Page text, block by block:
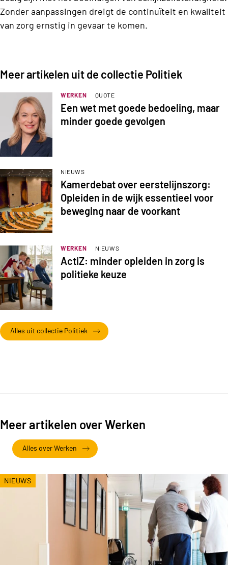
Zonder aanpassingen dreigt de continuïteit en kwaliteit
van zorg ernstig in gevaar te komen.
Meer artikelen uit de collectie Politiek
WERKEN QUOTE
Een wet met goede bedoeling, maar
minder goede gevolgen
NIEUWS
Kamerdebat over eerstelijnszorg:
Opleiden in de wijk essentieel voor
beweging naar de voorkant
WERKEN NIEUWS
ActiZ: minder opleiden in zorg is
politieke keuze
Alles uit collectie Politiek
Meer artikelen over Werken
Alles over Werken
NIEUWS